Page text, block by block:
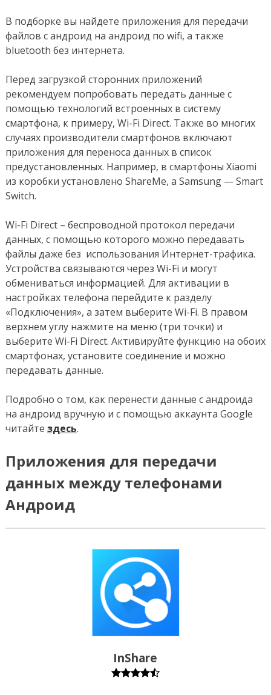
В подборке вы найдете приложения для передачи
файлов с андроид на андроид по wifi, а также
bluetooth без интернета.
Перед загрузкой сторонних приложений
рекомендуем попробовать передать данные с
помощью технологий встроенных в систему
смартфона, к примеру, Wi-Fi Direct. Также во многих
случаях производители смартфонов включают
приложения для переноса данных в список
предустановленных. Например, в смартфоны Xiaomi
из коробки установлено ShareMe, а Samsung — Smart
Switch.
Wi-Fi Direct – беспроводной протокол передачи
данных, с помощью которого можно передавать
файлы даже без использования Интернет-трафика.
Устройства связываются через Wi-Fi и могут
обмениваться информацией. Для активации в
настройках телефона перейдите к разделу
«Подключения», а затем выберите Wi-Fi. В правом
верхнем углу нажмите на меню (три точки) и
выберите Wi-Fi Direct. Активируйте функцию на обоих
смартфонах, установите соединение и можно
передавать данные.
Подробно о том, как перенести данные с андроида
на андроид вручную и с помощью аккаунта Google
читайте здесь.
Приложения для передачи
данных между телефонами
Андроид
InShare